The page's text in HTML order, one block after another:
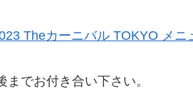
Theカーニバル TOKYO メニ
までお付き合い下さい。